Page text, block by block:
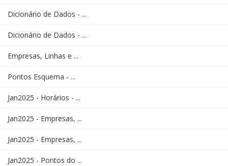
Dicionário de Dados - ...
Dicionário de Dados - ...
Empresas, Linhas e ...
Pontos Esquema - ...
Jan2025 - Horários - ...
Jan2025 - Empresas, ...
Jan2025 - Empresas, ...
Jan2025 - Pontos do ...